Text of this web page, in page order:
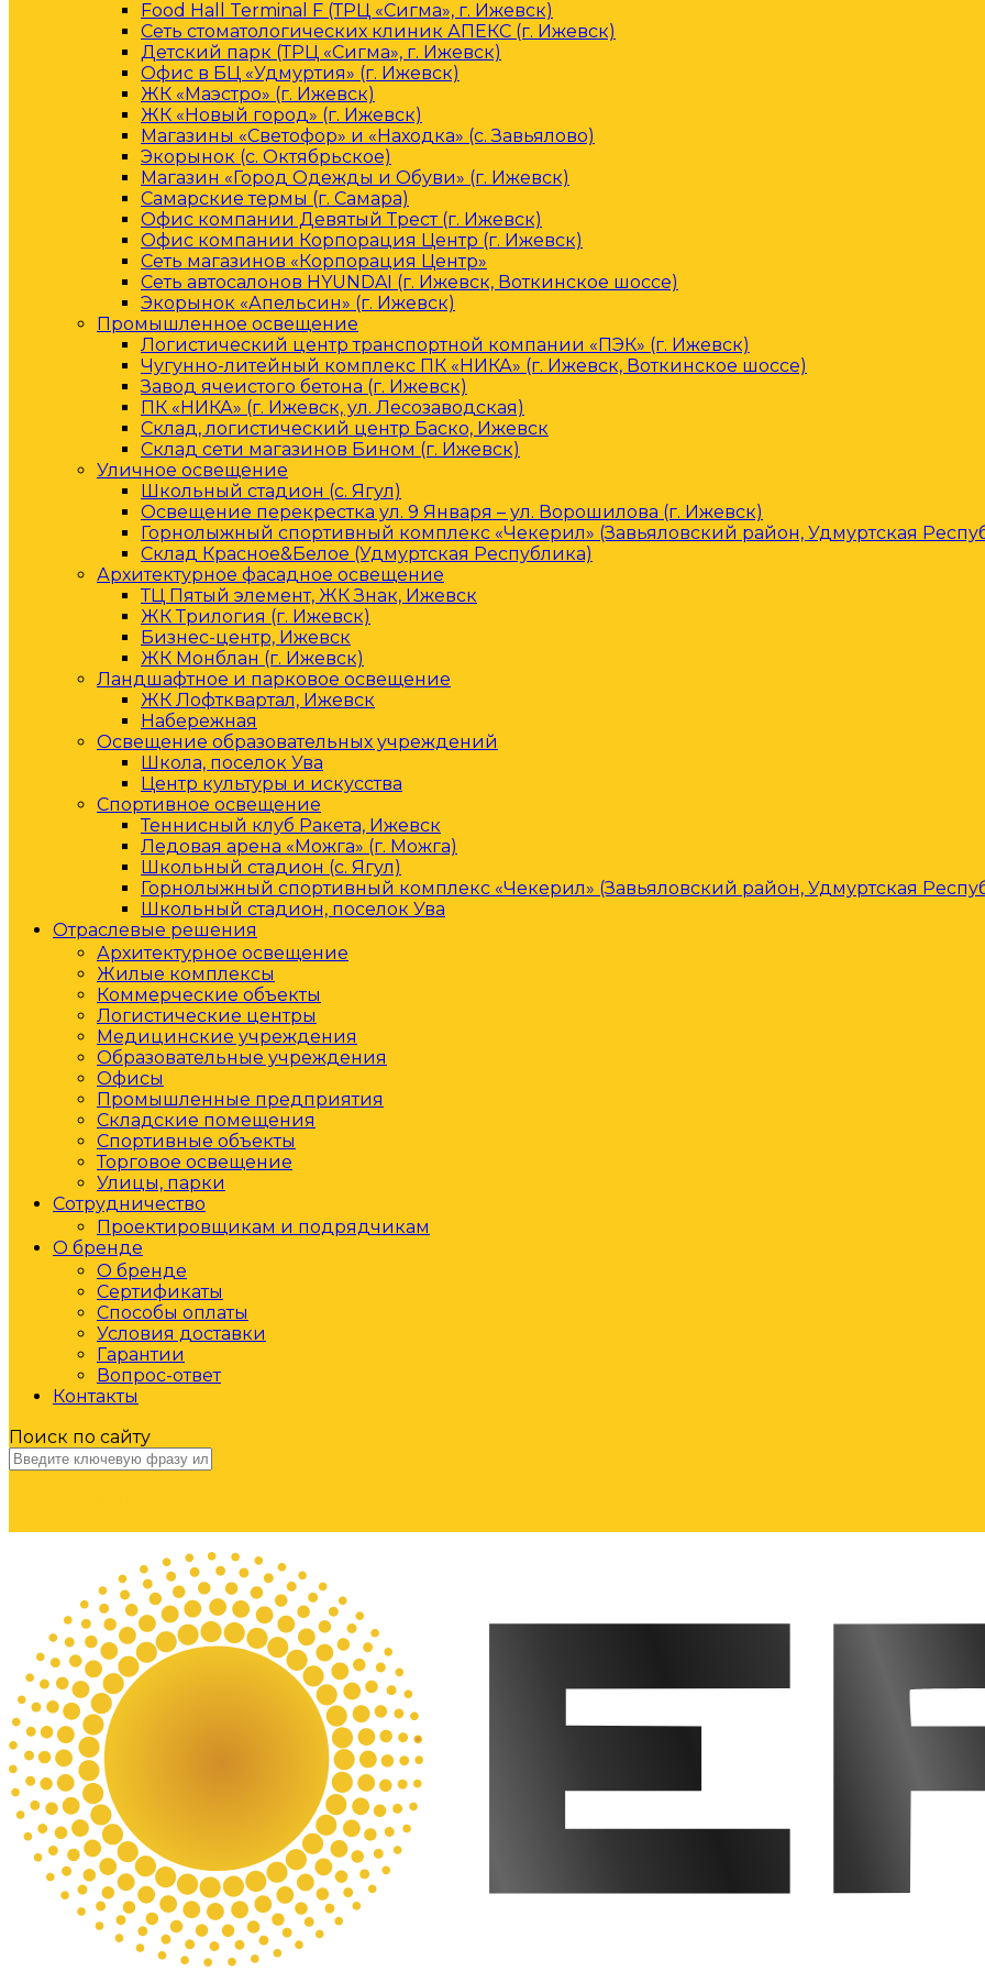
Food Hall Terminal F (ТРЦ «Сигма», г. Ижевск)
Сеть стоматологических клиник АПЕКС (г. Ижевск)
Детский парк (ТРЦ «Сигма», г. Ижевск)
Офис в БЦ «Удмуртия» (г. Ижевск)
ЖК «Маэстро» (г. Ижевск)
ЖК «Новый город» (г. Ижевск)
Магазины «Светофор» и «Находка» (с. Завьялово)
Экорынок (с. Октябрьское)
Магазин «Город Одежды и Обуви» (г. Ижевск)
Самарские термы (г. Самара)
Офис компании Девятый Трест (г. Ижевск)
Офис компании Корпорация Центр (г. Ижевск)
Сеть магазинов «Корпорация Центр»
Сеть автосалонов HYUNDAI (г. Ижевск, Воткинское шоссе)
Экорынок «Апельсин» (г. Ижевск)
Промышленное освещение
Логистический центр транспортной компании «ПЭК» (г. Ижевск)
Чугунно-литейный комплекс ПК «НИКА» (г. Ижевск, Воткинское шоссе)
Завод ячеистого бетона (г. Ижевск)
ПК «НИКА» (г. Ижевск, ул. Лесозаводская)
Склад, логистический центр Баско, Ижевск
Склад сети магазинов Бином (г. Ижевск)
Уличное освещение
Школьный стадион (с. Ягул)
Освещение перекрестка ул. 9 Января – ул. Ворошилова (г. Ижевск)
Горнолыжный спортивный комплекс «Чекерил» (Завьяловский район, Удмуртская
Склад Красное&Белое (Удмуртская Республика)
Архитектурное фасадное освещение
ТЦ Пятый элемент, ЖК Знак, Ижевск
ЖК Трилогия (г. Ижевск)
Бизнес-центр, Ижевск
ЖК Монблан (г. Ижевск)
Ландшафтное и парковое освещение
ЖК Лофтквартал, Ижевск
Набережная
Освещение образовательных учреждений
Школа, поселок Ува
Центр культуры и искусства
Спортивное освещение
Теннисный клуб Ракета, Ижевск
Ледовая арена «Можга» (г. Можга)
Школьный стадион (с. Ягул)
Горнолыжный спортивный комплекс «Чекерил» (Завьяловский район, Удмуртская
Школьный стадион, поселок Ува
Отраслевые решения
Архитектурное освещение
Жилые комплексы
Коммерческие объекты
Логистические центры
Медицинские учреждения
Образовательные учреждения
Офисы
Промышленные предприятия
Складские помещения
Спортивные объекты
Торговое освещение
Улицы, парки
Сотрудничество
Проектировщикам и подрядчикам
О бренде
О бренде
Сертификаты
Способы оплаты
Условия доставки
Гарантии
Вопрос-ответ
Контакты
Поиск по сайту